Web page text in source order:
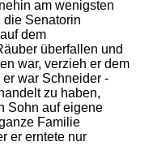
am wenigsten
die Senatorin
dem
überfallen und
war, verzieh er dem
war Schneider -
zu haben,
Sohn auf eigene
Familie
er erntete nur